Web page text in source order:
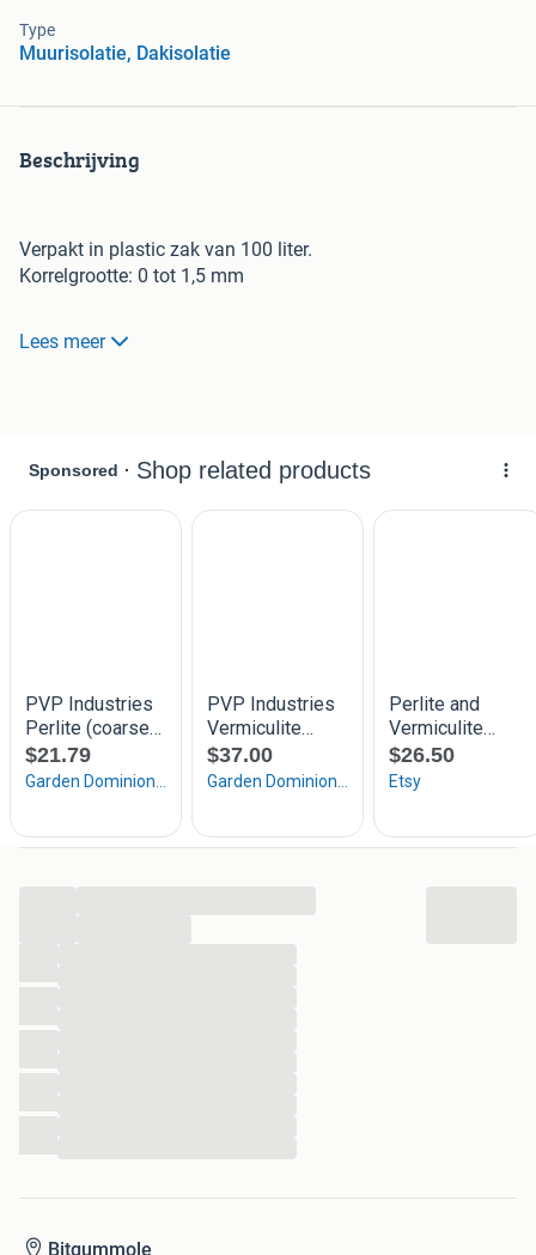
Type
Muurisolatie, Dakisolatie
Beschrijving
Verpakt in plastic zak van 100 liter.
Korrelgrootte: 0 tot 1,5 mm
2 volle zakken te koop, 20 euro per zak of 35 euro voor
allebei.
Brandveilige isolatie voor afvullen van bijvoorbeeld
rookkanalen. Maar kan ook gebruik voor geluidsisolatie
van leidingschachten, of in de tuin.
Lees meer
Bitgummole